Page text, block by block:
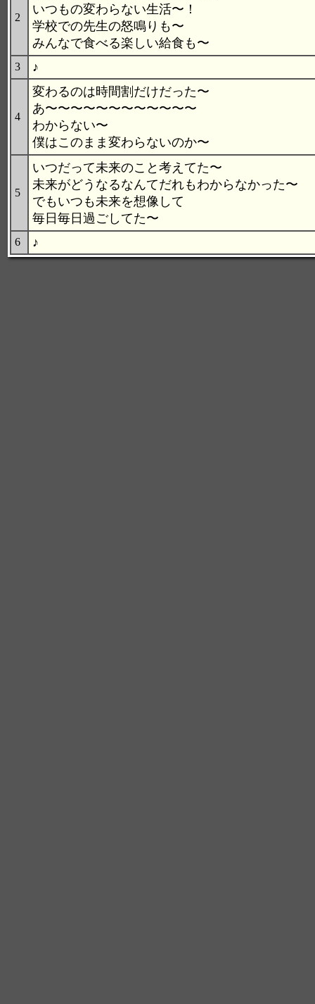
2
いつもの変わらない生活〜！
学校での先生の怒鳴りも〜
みんなで食べる楽しい給食も〜
3 ♪
4
変わるのは時間割だけだった〜
あ〜〜〜〜〜〜〜〜〜〜〜〜
わからない〜
僕はこのまま変わらないのか〜
5
いつだって未来のこと考えてた〜
未来がどうなるなんてだれもわからなかった〜
でもいつも未来を想像して
毎日毎日過ごしてた〜
6 ♪